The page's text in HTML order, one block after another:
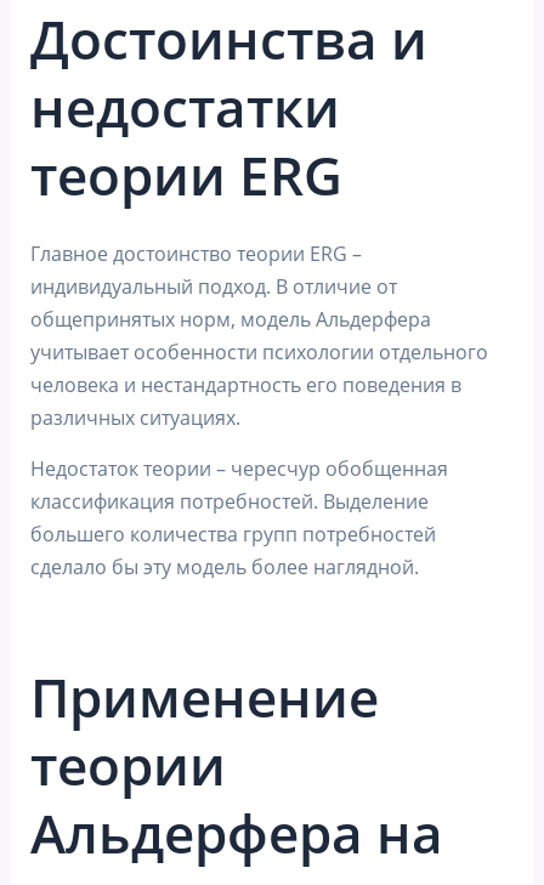
Достоинства и
недостатки
теории ERG
Главное достоинство теории ERG –
индивидуальный подход. В отличие от
общепринятых норм, модель Альдерфера
учитывает особенности психологии отдельного
человека и нестандартность его поведения в
различных ситуациях.
Недостаток теории – чересчур обобщенная
классификация потребностей. Выделение
большего количества групп потребностей
сделало бы эту модель более наглядной.
Применение
теории
Альдерфера на